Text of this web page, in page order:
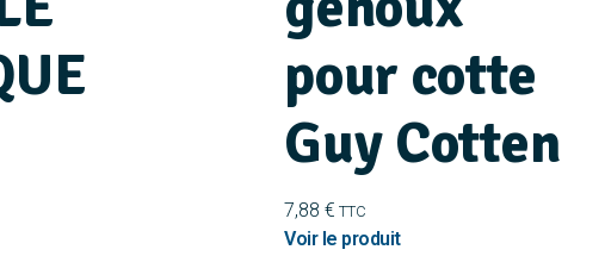
pour cotte
Guy Cotten
7,88€ TTC